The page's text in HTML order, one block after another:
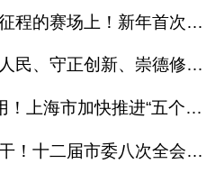
把实干担当展现在新征程的赛场上！新年首次市委季度工作会议举行，陈吉宁作工作点评
矢志培根铸魂、讴歌人民、守正创新、崇德修身！这场座谈会上，陈吉宁对全市文化战线提出期望
更好发挥“先手棋”作用！上海市加快推进“五个中心”建设领导小组会议举行
上海未来五年要这么干！十二届市委八次全会审议通过上海“十五五”规划建议